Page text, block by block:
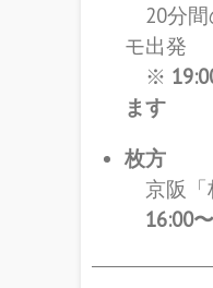
20分間
モ出発
※
ます
枚方
京阪「
16:00